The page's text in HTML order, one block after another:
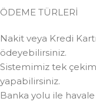
ÖDEME TÜRLERİ
Nakit veya Kredi
ödeyebilirsiniz.
Sistemimiz tek
yapabilirsiniz.
Banka yolu ile